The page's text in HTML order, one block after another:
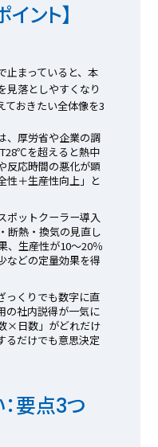
ント】
止まっていると、本
見落としやすくなり
ておきたい全体像を3
、厚労省や企業の調
を超えると熱中
反応時間の悪化が顕
性＋生産性向上」と
ポットクーラー導入
断熱・換気の見直し
、生産性が10〜20％
などの定量効果を得
っくりでも数字に直
の社内説得が一気に
×日数」がどれだけ
るだけでも意思決定
要点3つ